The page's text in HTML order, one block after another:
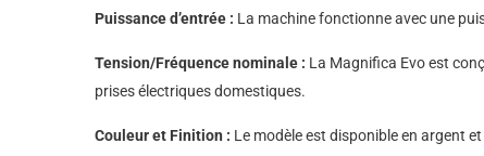
Puissance d’entrée : La machine fonctionne avec une
Tension/Fréquence nominale : La Magnifica Evo est
prises électriques domestiques.
Couleur et Finition : Le modèle est disponible en argent